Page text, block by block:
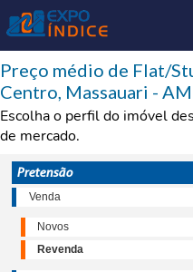
Preço médio de Flat/
Centro, Massauari - AM
Escolha o perfil do imóvel
de mercado.
Pretensão
Venda
Novos
Revenda